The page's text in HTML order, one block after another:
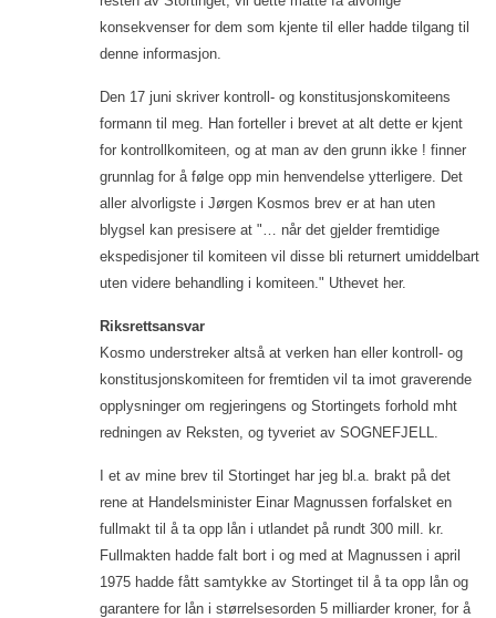
konsekvenser for dem som kjente til eller hadde tilgang til
denne informasjon.
Den 17 juni skriver kontroll- og konstitusjonskomiteens
formann til meg. Han forteller i brevet at alt dette er kjent
for kontrollkomiteen, og at man av den grunn ikke ! finner
grunnlag for å følge opp min henvendelse ytterligere. Det
aller alvorligste i Jørgen Kosmos brev er at han uten
blygsel kan presisere at "… når det gjelder fremtidige
ekspedisjoner til komiteen vil disse bli returnert umiddelbart
uten videre behandling i komiteen." Uthevet her.
Riksrettsansvar
Kosmo understreker altså at verken han eller kontroll- og
konstitusjonskomiteen for fremtiden vil ta imot graverende
opplysninger om regjeringens og Stortingets forhold mht
redningen av Reksten, og tyveriet av SOGNEFJELL.
I et av mine brev til Stortinget har jeg bl.a. brakt på det
rene at Handelsminister Einar Magnussen forfalsket en
fullmakt til å ta opp lån i utlandet på rundt 300 mill. kr.
Fullmakten hadde falt bort i og med at Magnussen i april
1975 hadde fått samtykke av Stortinget til å ta opp lån og
garantere for lån i størrelsesorden 5 milliarder kroner, for å